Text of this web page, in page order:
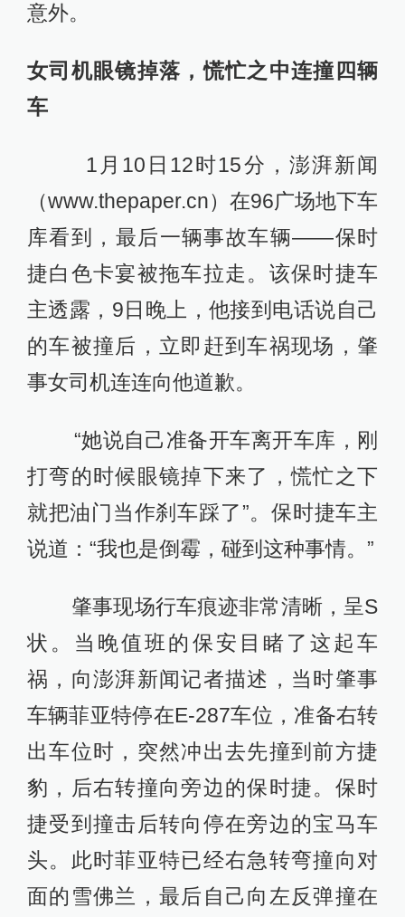
意外。
女司机眼镜掉落，慌忙之中连撞四辆
车
1月10日12时15分，澎湃新闻
（www.thepaper.cn）在96广场地下车
库看到，最后一辆事故车辆——保时
捷白色卡宴被拖车拉走。该保时捷车
主透露，9日晚上，他接到电话说自己
的车被撞后，立即赶到车祸现场，肇
事女司机连连向他道歉。
“她说自己准备开车离开车库，刚
打弯的时候眼镜掉下来了，慌忙之下
就把油门当作刹车踩了”。保时捷车主
说道：“我也是倒霉，碰到这种事情。”
肇事现场行车痕迹非常清晰，呈S
状。当晚值班的保安目睹了这起车
祸，向澎湃新闻记者描述，当时肇事
车辆菲亚特停在E-287车位，准备右转
出车位时，突然冲出去先撞到前方捷
豹，后右转撞向旁边的保时捷。保时
捷受到撞击后转向停在旁边的宝马车
头。此时菲亚特已经右急转弯撞向对
面的雪佛兰，最后自己向左反弹撞在